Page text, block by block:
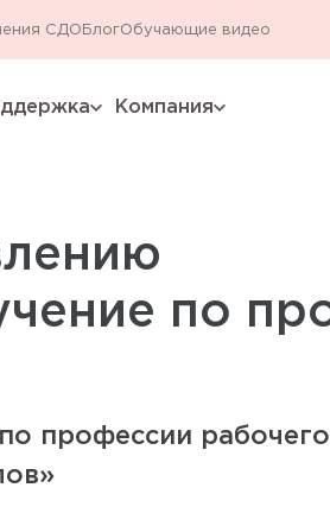
СДО БлогОбучающие видео
expand_more Компанияexpand_more
по
профессии